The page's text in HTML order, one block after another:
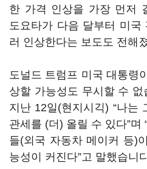
한 가격 인상을 가장 먼저
도요타가 다음 달부터 미
러 인상한다는 보도도 전해
도널드 트럼프 미국 대통령
상할 가능성도 무시할 수
지난 12일(현지시긱) “나는
관세를 (더) 올릴 수 있다”며
들(외국 자동차 메이커 등)
능성이 커진다”고 말했습니